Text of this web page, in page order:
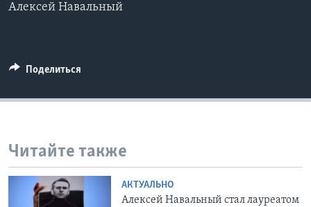
Алексей Навальный
Поделиться
Читайте также
АКТУАЛЬНО
Алексей Навальный стал лауреатом